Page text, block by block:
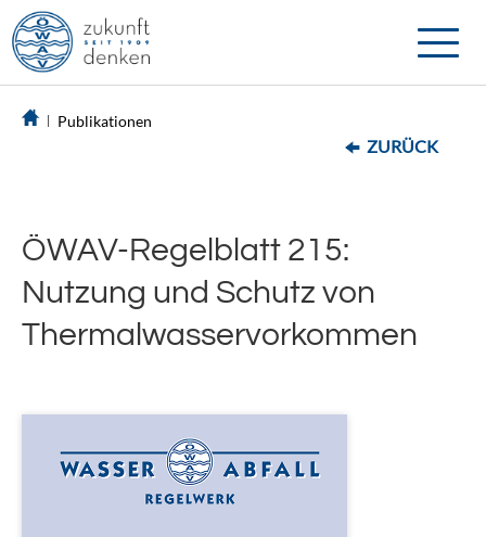
Toggle
Publikationen
ZURÜCK
ÖWAV-Regelblatt 215:
Nutzung und Schutz von
Thermalwasservorkommen